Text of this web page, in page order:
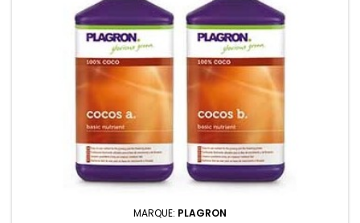
MARQUE: PLAGRON